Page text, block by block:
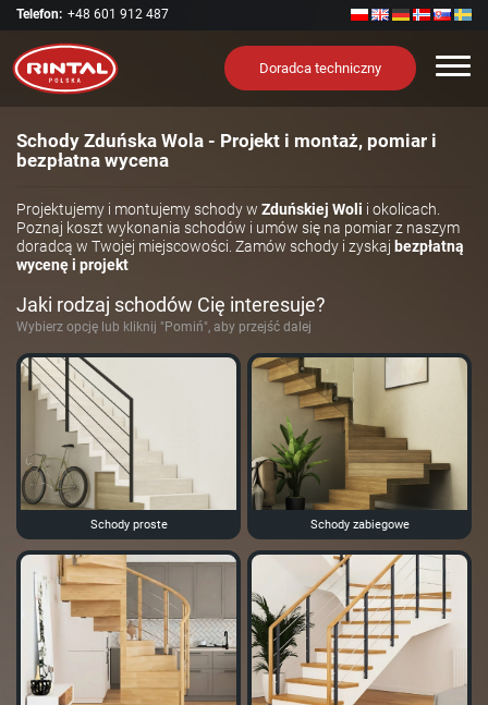
Telefon: +48 601 912 487
Doradca techniczny
Schody Zduńska Wola - Projekt i montaż, pomiar i
bezpłatna wycena
Projektujemy i montujemy schody w Zduńskiej Woli i okolicach.
Poznaj koszt wykonania schodów i umów się na pomiar z naszym
doradcą w Twojej miejscowości. Zamów schody i zyskaj bezpłatną
wycenę i projekt
Jaki rodzaj schodów Cię interesuje?
Wybierz opcję lub kliknij "Pomiń", aby przejść dalej
Schody proste Schody zabiegowe